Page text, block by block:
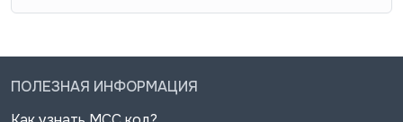
ПОЛЕЗНАЯ ИНФОРМАЦИЯ